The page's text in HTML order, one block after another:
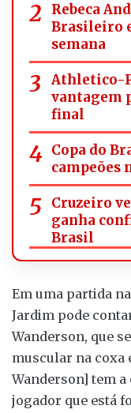
Rebeca
Brasileiro
semana
Athletico-
vantagem
final
Copa do
campeões
Cruzeiro
ganha
Brasil
Em uma partida
Jardim pode
Wanderson, que
muscular na coxa
Wanderson] tem
jogador que está